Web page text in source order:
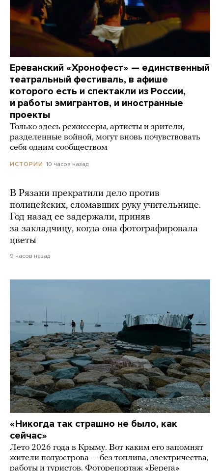
Ереванский «Хронофест» — единственный
театральный фестиваль, в афише
которого есть и спектакли из России,
и работы эмигрантов, и иностранные
проекты
Только здесь режиссеры, артисты и зрители,
разделенные войной, могут вновь почувствовать
себя одним сообществом
ИСТОРИИ 10 часов назад
В Рязани прекратили дело против
полицейских, сломавших руку учительнице.
Год назад ее задержали, приняв
за закладчицу, когда она фотографировала
цветы
9 часов назад
«Никогда так страшно не было, как
сейчас»
Лето 2026 года в Крыму. Вот каким его запомнят
жители полуострова — без топлива, электричества,
работы и туристов. Фоторепортаж «Берега»